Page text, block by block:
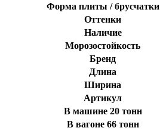
Форма плиты / брусчатки
Оттенки
Наличие
Морозостойкость
Бренд
Длина
Ширина
Артикул
В машине 20 тонн
В вагоне 66 тонн